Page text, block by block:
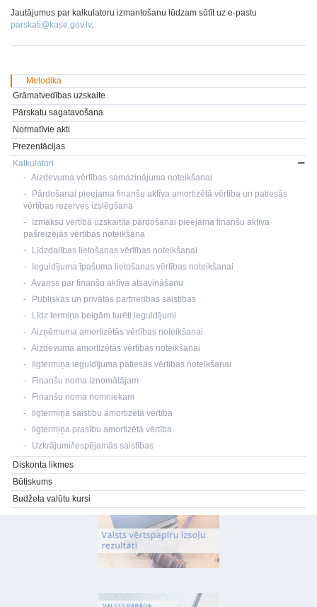
Jautājumus par kalkulatoru izmantošanu lūdzam sūtīt uz e-pastu
parskati@kase.gov.lv.
Metodika
Grāmatvedības uzskaite
Pārskatu sagatavošana
Normatīvie akti
Prezentācijas
Kalkulatori
Aizdevuma vērtības samazinājuma noteikšanai
Pārdošanai pieejama finanšu aktīva amortizētā vērtība un patiesās
vērtības rezerves izslēgšana
Izmaksu vērtībā uzskaitīta pārdošanai pieejama finanšu aktīva
pašreizējās vērtības noteikšana
Līdzdalības lietošanas vērtības noteikšanai
Ieguldījuma īpašuma lietošanas vērtības noteikšanai
Avanss par finanšu aktīva atsavināšanu
Publiskās un privātās partnerības saistības
Līdz termiņa beigām turēti ieguldījumi
Aizņēmuma amortizētās vērtības noteikšanai
Aizdevuma amortizētās vērtības noteikšanai
Ilgtermiņa ieguldījuma patiesās vērtības noteikšanai
Finanšu noma iznomātājam
Finanšu noma nomniekam
Ilgtermiņa saistību amortizētā vērtība
Ilgtermiņa prasību amortizētā vērtība
Uzkrājumi/iespējamās saistības
Diskonta likmes
Būtiskums
Budžeta valūtu kursi